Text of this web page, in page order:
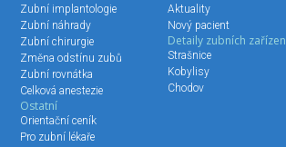
Zubní implantologie
Zubní náhrady
Zubní chirurgie
Změna odstínu zubů
Zubní rovnátka
Celková anestezie
Aktuality
Nový pacient
Detaily zubních
Strašnice
Kobylisy
Chodov
Ostatní
Orientační ceník
Pro zubní lékaře